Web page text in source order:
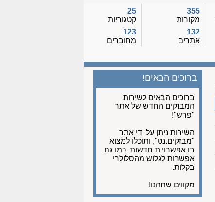
355
מקורות
132
אתרים
25
קטגוריות
123
מחוברים
ברוכים הבאים!
ברוכים הבאים לשירות
המבזקים החדש של אתר
"פרש"!
השירות ניתן על ידי אתר
"מבזקים.נט", ותוכלו למצוא
בו אפשרויות חדשות, כמו גם
אפשרות לגלוש מהסלולרי
בקלות.
מקווים שתהנו!